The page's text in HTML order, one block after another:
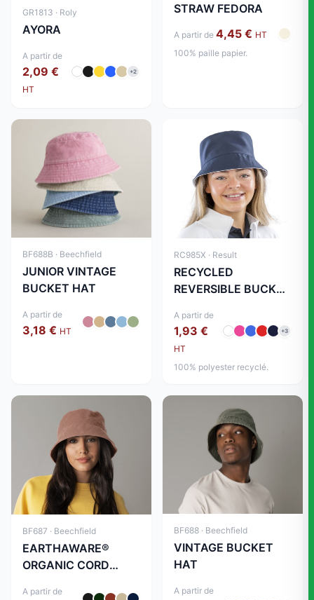
GR1813 · Roly
AYORA
A partir de
2,09 €
HT
+2
STRAW FEDORA
A partir de 4,45 € HT
100% paille papier.
BF688B · Beechfield
JUNIOR VINTAGE
BUCKET HAT
A partir de
3,18 € HT
RC985X · Result
RECYCLED
REVERSIBLE BUCKET
A partir de
1,93 €
HT
+3
100% polyester recyclé.
BF687 · Beechfield
EARTHAWARE®
ORGANIC CORD
A partir de
BF688 · Beechfield
VINTAGE BUCKET
HAT
A partir de